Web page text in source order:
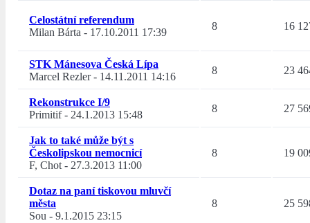
Celostátní referendum
Milan Bárta - 17.10.2011 17:39
8 16
STK Mánesova Česká Lípa
Marcel Rezler- 14.11.2011 14:16
8 23
Rekonstrukce I/9
Primitif- 24.1.2013 15:48
8 27
Jak to také může být s
Českolipskou nemocnicí
F, Chot- 27.3.2013 11:00
8 19
Dotaz na paní tiskovou mluvčí
města
Sou - 9.1.2015 23:15
8 25